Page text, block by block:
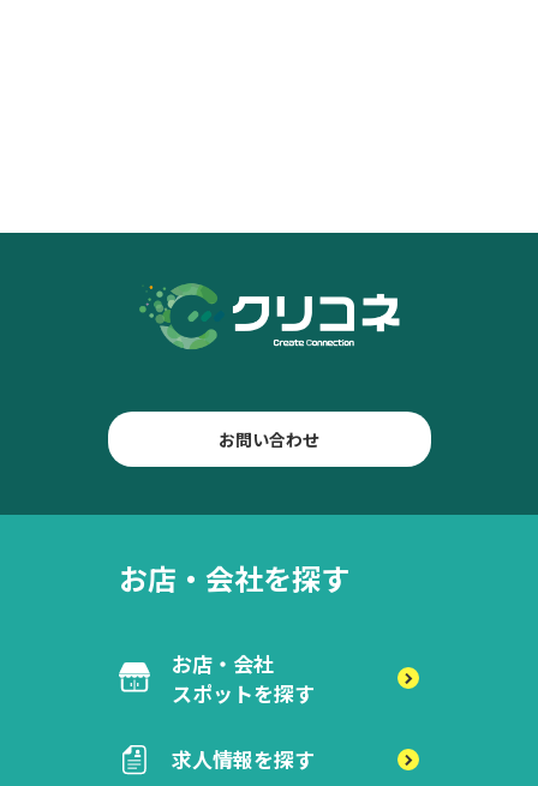
お問い合わせ
お店・会社を探す
お店・会社
スポットを探す
求人情報を探す